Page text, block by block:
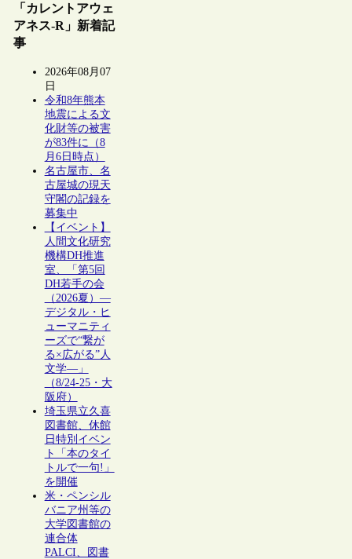
「カレントアウェ
アネス-R」新着記
事
2026年08月07
日
令和8年熊本
地震による文
化財等の被害
が83件に（8
月6日時点）
名古屋市、名
古屋城の現天
守閣の記録を
募集中
【イベント】
人間文化研究
機構DH推進
室、「第5回
DH若手の会
（2026夏）―
デジタル・ヒ
ューマニティ
ーズで“繋が
る×広がる”人
文学―」
（8/24-25・大
阪府）
埼玉県立久喜
図書館、休館
日特別イベン
ト「本のタイ
トルで一句!」
を開催
米・ペンシル
バニア州等の
大学図書館の
連合体
PALCI、図書